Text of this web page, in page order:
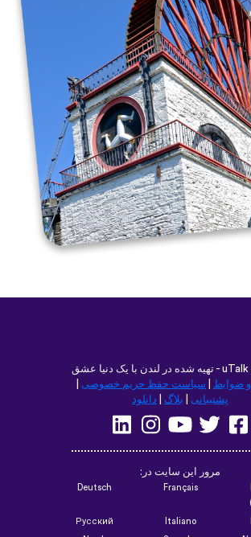
uTalk
ضوابط
سیاست حفظ حریم خصوصی
پشتیبانی
بلاگ دانلود
مرور این سایت در:
Français
Deutsch
Italiano
Русский